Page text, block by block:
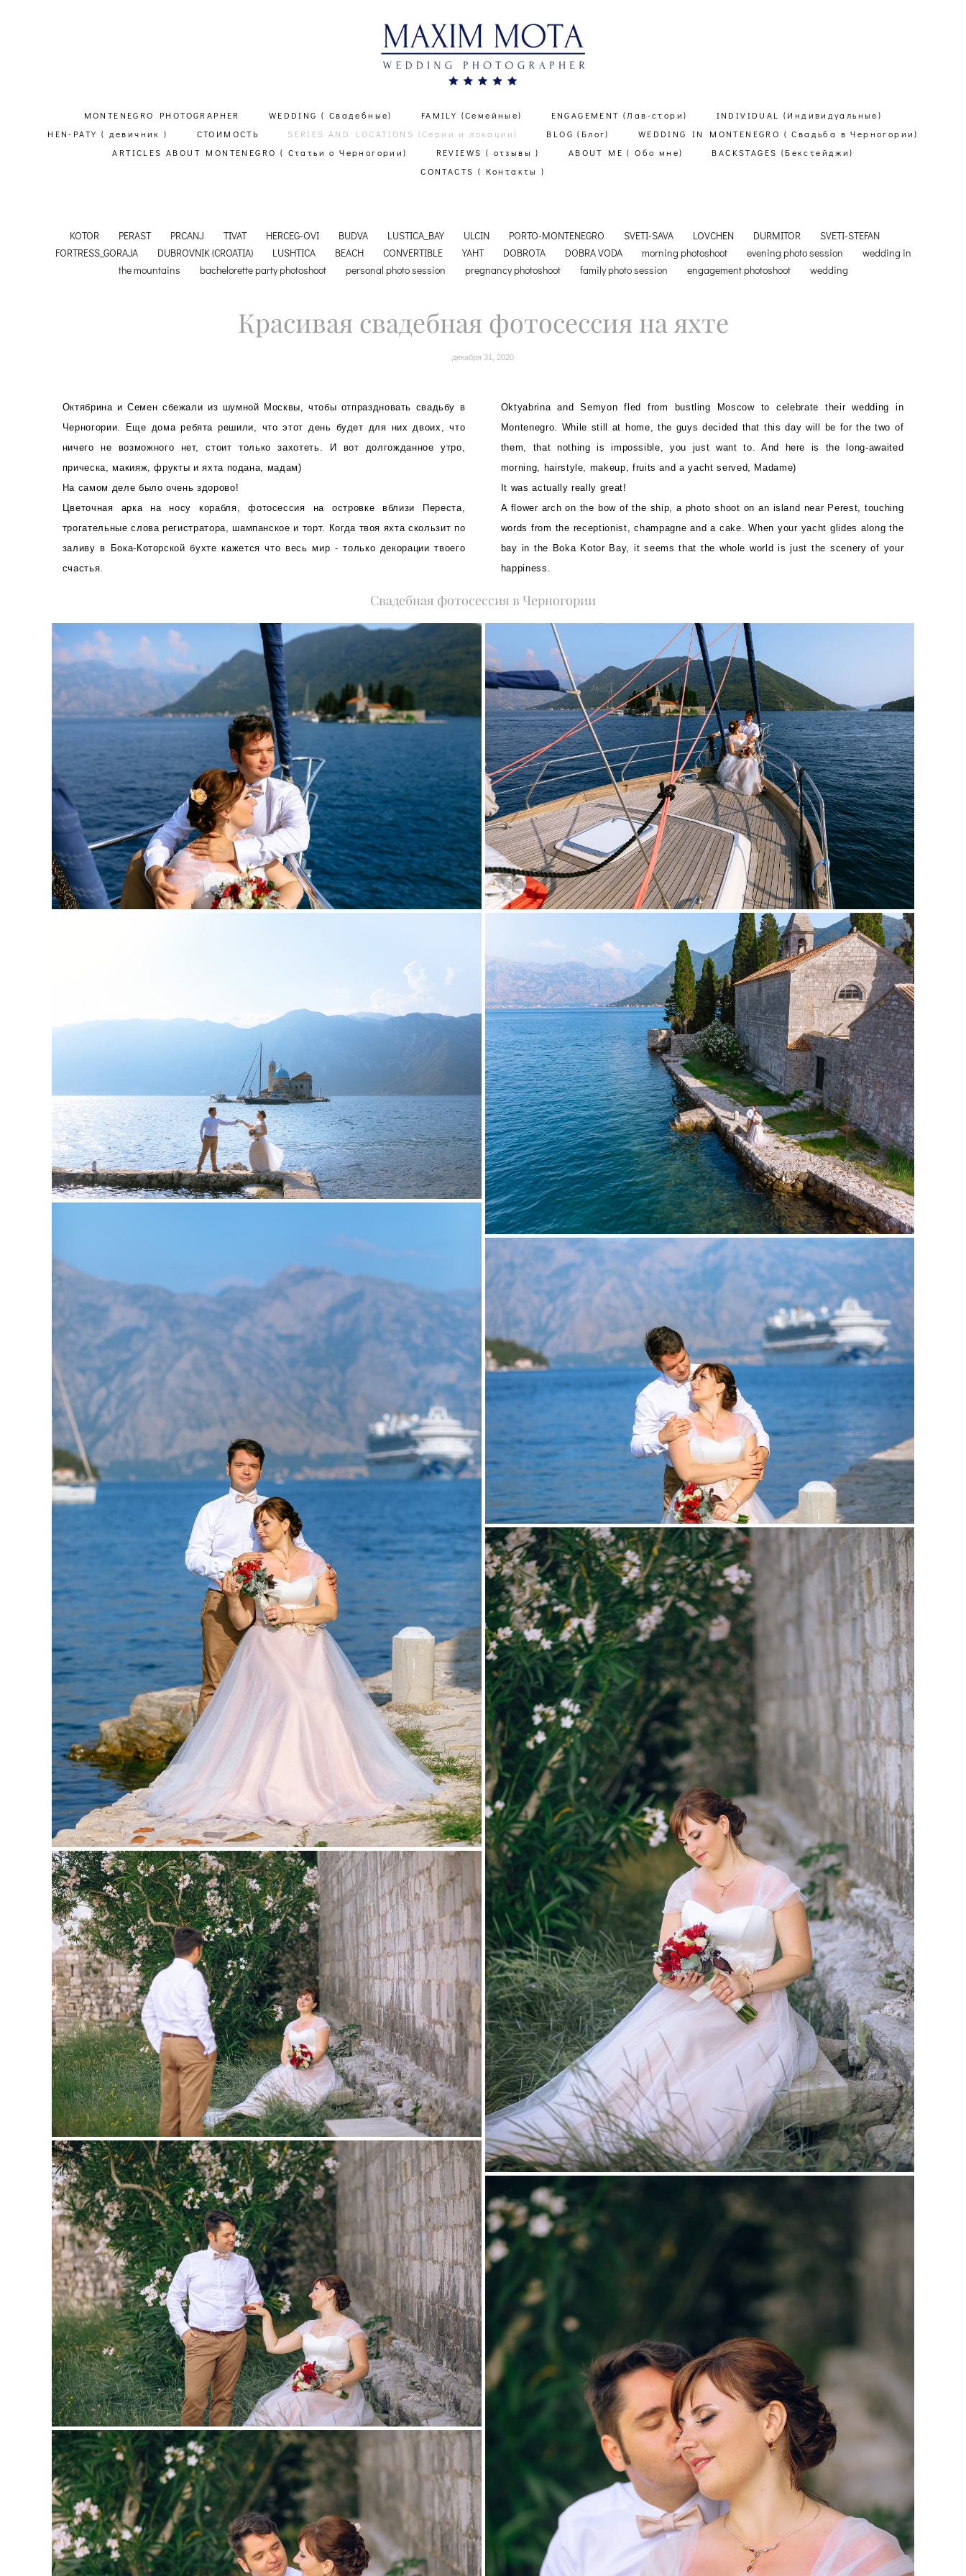
MONTENEGRO PHOTOGRAPHER WEDDING ( Свадебные) FAMILY (Семейные) ENGAGEMENT (Лав-стори)
INDIVIDUAL (Индивидуальные)
HEN-PATY ( девичник )
СТОИМОСТЬ SERIES AND LOCATIONS (Серии и локации) BLOG (Блог)
WEDDING IN MONTENEGRO ( Свадьба в Черногории)
ARTICLES ABOUT MONTENEGRO ( Статьи о Черногории)
REVIEWS ( отзывы ) ABOUT ME ( Обо мне)
BACKSTAGES (Бекстейджи)
CONTACTS ( Контакты )
KOTOR PERAST PRCANJ TIVAT HERCEG-OVI BUDVA LUSTICA_BAY ULCIN PORTO-MONTENEGRO SVETI-SAVA LOVCHEN DURMITOR
SVETI-STEFAN
FORTRESS_GORAJA
DUBROVNIK (CROATIA) LUSHTICA BEACH CONVERTIBLE YAHT DOBROTA DOBRA VODA morning photoshoot evening photo session
wedding in
the mountains
bachelorette party photoshoot personal photo session pregnancy photoshoot family photo session engagement photoshoot wedding
Красивая свадебная фотосессия на яхте
декабря 31, 2020
Октябрина и Семен сбежали из шумной Москвы, чтобы отпраздновать свадьбу в
Черногории. Еще дома ребята решили, что этот день будет для них двоих, что
ничего не возможного нет, стоит только захотеть. И вот долгожданное утро,
прическа, макияж, фрукты и яхта подана, мадам)
На самом деле было очень здорово!
Цветочная арка на носу корабля, фотосессия на островке вблизи Переста,
трогательные слова регистратора, шампанское и торт. Когда твоя яхта скользит по
заливу в Бока-Которской бухте кажется что весь мир - только декорации твоего
счастья.
Oktyabrina and Semyon fled from bustling Moscow to celebrate their wedding in
Montenegro. While still at home, the guys decided that this day will be for the two of
them, that nothing is impossible, you just want to. And here is the long-awaited
morning, hairstyle, makeup, fruits and a yacht served, Madame)
It was actually really great!
A flower arch on the bow of the ship, a photo shoot on an island near Perest, touching
words from the receptionist, champagne and a cake. When your yacht glides along the
bay in the Boka Kotor Bay, it seems that the whole world is just the scenery of your
happiness.
Свадебная фотосессия в Черногории